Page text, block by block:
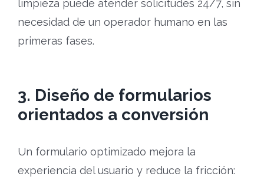
limpieza puede atender solicitudes 24/7, sin
necesidad de un operador humano en las
primeras fases.
3. Diseño de formularios
orientados a conversión
Un formulario optimizado mejora la
experiencia del usuario y reduce la fricción: